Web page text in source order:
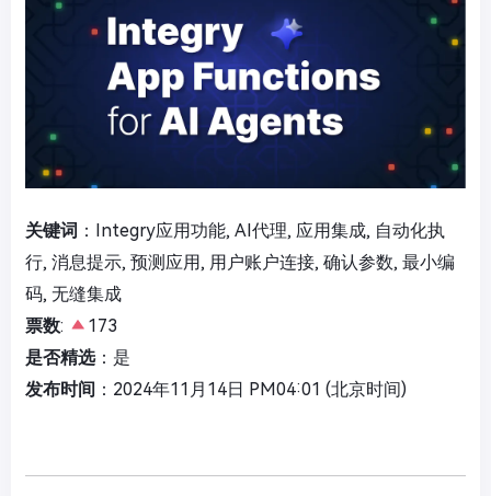
关键词 ：Integry应用功能, AI代理, 应用集成, 自动化执
行, 消息提示, 预测应用, 用户账户连接, 确认参数, 最小编
码, 无缝集成
票数:
173
是否精选：是
发布时间 ：2024年11月14日 PM04:01 (北京时间)